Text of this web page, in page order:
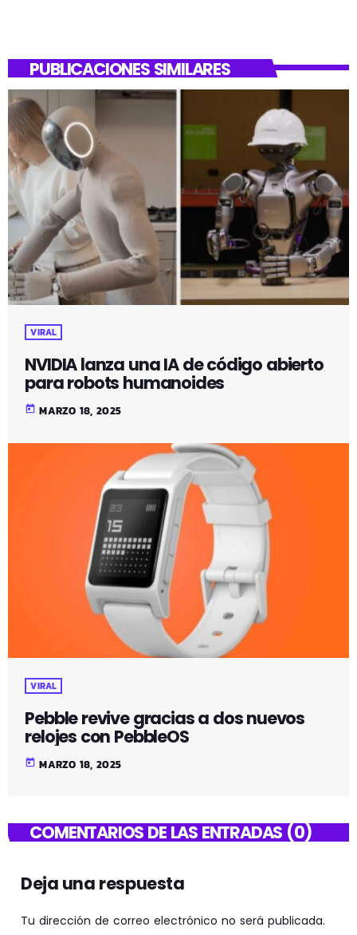
PUBLICACIONES SIMILARES
VIRAL
NVIDIA lanza una IA de código abierto
para robots humanoides
today MARZO 18, 2025
VIRAL
Pebble revive gracias a dos nuevos
relojes con PebbleOS
today MARZO 18, 2025
COMENTARIOS DE LAS ENTRADAS (0)
Deja una respuesta
Tu dirección de correo electrónico no será publicada.